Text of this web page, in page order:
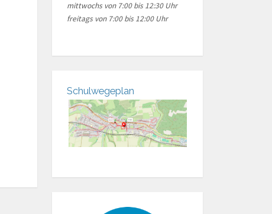
mittwochs von 7:00 bis 12:30 Uhr
freitags von 7:00 bis 12:00 Uhr
Schulwegeplan